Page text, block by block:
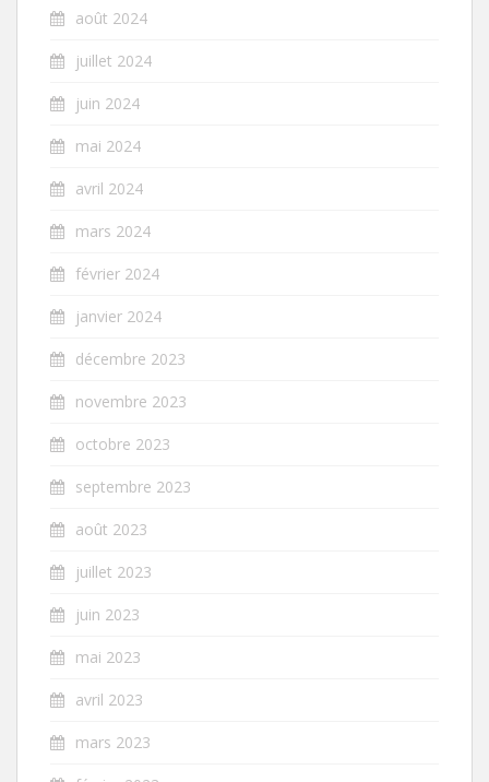
août 2024
juillet 2024
juin 2024
mai 2024
avril 2024
mars 2024
février 2024
janvier 2024
décembre 2023
novembre 2023
octobre 2023
septembre 2023
août 2023
juillet 2023
juin 2023
mai 2023
avril 2023
mars 2023